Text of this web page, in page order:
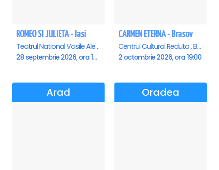
ROMEO SI JULIETA - Iasi
Teatrul National Vasile Alecsandri , Iasi
28 septembrie 2026, ora 19:00
CARMEN ETERNA - Brasov
Centrul Cultural Reduta , Brasov
2 octombrie 2026, ora 19:00
Arad Oradea